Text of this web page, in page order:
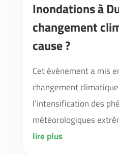
Inondations à
changement
cause ?
Cet événement a mis
changement
l’intensification des
météorologiques
lire plus